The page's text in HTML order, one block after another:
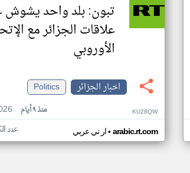
تبون: بلد واحد يشوش
علاقات الجزائر مع
الأوروبي
اخبار الجزائر
Politics
منذ ٩ أيام KU28QW
ار تي عربي• arabic.rt.com عدد